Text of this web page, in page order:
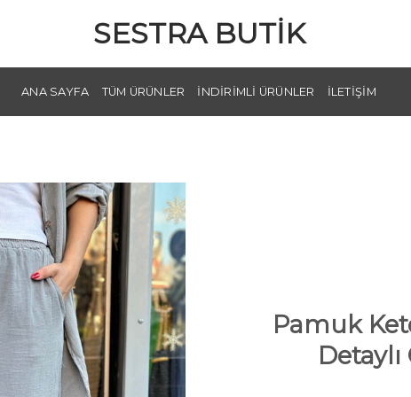
SESTRA BUTIK
ANA SAYFA TÜM ÜRÜNLER İNDIRIMLI ÜRÜNLER İLETIŞIM
Pamuk